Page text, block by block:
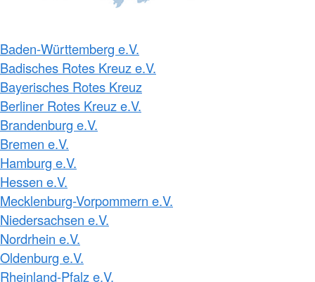
Baden-Württemberg e.V.
Badisches Rotes Kreuz e.V.
Bayerisches Rotes Kreuz
Berliner Rotes Kreuz e.V.
Brandenburg e.V.
Bremen e.V.
Hamburg e.V.
Hessen e.V.
Mecklenburg-Vorpommern e.V.
Niedersachsen e.V.
Nordrhein e.V.
Oldenburg e.V.
Rheinland-Pfalz e.V.